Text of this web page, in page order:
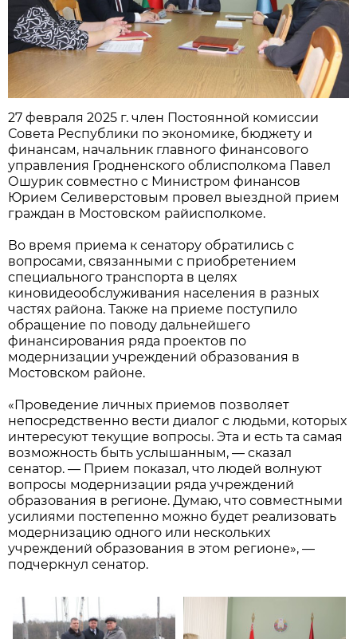
27 февраля 2025 г. член Постоянной комиссии
Совета Республики по экономике, бюджету и
финансам, начальник главного финансового
управления Гродненского облисполкома Павел
Ошурик совместно с Министром финансов
Юрием Селиверстовым провел выездной прием
граждан в Мостовском райисполкоме.
Во время приема к сенатору обратились с
вопросами, связанными с приобретением
специального транспорта в целях
киновидеообслуживания населения в разных
частях района. Также на приеме поступило
обращение по поводу дальнейшего
финансирования ряда проектов по
модернизации учреждений образования в
Мостовском районе.
«Проведение личных приемов позволяет
непосредственно вести диалог с людьми, которых
интересуют текущие вопросы. Эта и есть та самая
возможность быть услышанным, — сказал
сенатор. — Прием показал, что людей волнуют
вопросы модернизации ряда учреждений
образования в регионе. Думаю, что совместными
усилиями постепенно можно будет реализовать
модернизацию одного или нескольких
учреждений образования в этом регионе», —
подчеркнул сенатор.